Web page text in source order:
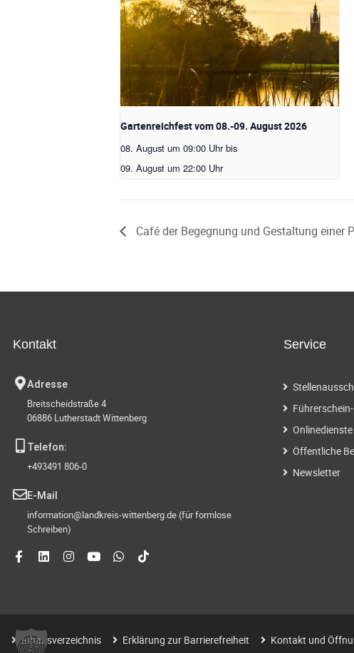
Gartenreichfest vom 08.-09. August 2026
08. August um 09:00 Uhr bis
09. August um 22:00 Uhr
Café der Begegnung und Gestaltung einer
Kontakt
Adresse
Breitscheidstraße 4
06886 Lutherstadt Wittenberg
Telefon:
+493491 806-0
E-Mail
information@landkreis-wittenberg.de (für formlose
Schreiben)
Service
Onlinedienste
Öffentliche
Newsletter
Inhaltsverzeichnis Erklärung zur Barrierefreiheit Kontakt und